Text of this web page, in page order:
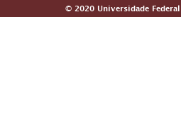
© 2020 Universidade